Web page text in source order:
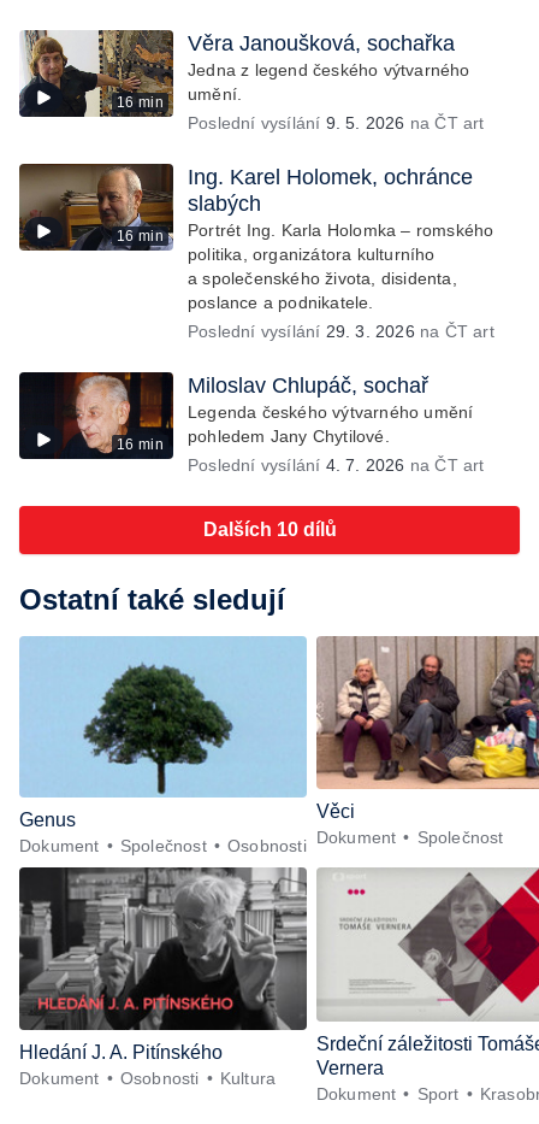
16 min
Věra Janoušková, sochařka
Jedna z legend českého výtvarného
umění.
Poslední vysílání 9. 5. 2026 na ČT art
16 min
Ing. Karel Holomek, ochránce
slabých
Portrét Ing. Karla Holomka – romského
politika, organizátora kulturního
a společenského života, disidenta,
poslance a podnikatele.
Poslední vysílání 29. 3. 2026 na ČT art
16 min
Miloslav Chlupáč, sochař
Legenda českého výtvarného umění
pohledem Jany Chytilové.
Poslední vysílání 4. 7. 2026 na ČT art
Dalších 10 dílů
Ostatní také sledují
Genus
Dokument Společnost Osobnosti
Věci
Dokument Společnost
Hledání J. A. Pitínského
Dokument Osobnosti Kultura
Srdeční záležitosti
Vernera
Dokument Sport